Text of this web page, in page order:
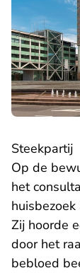
Steekpartij
Op de
het
Zij hoorde
door het
bebloed